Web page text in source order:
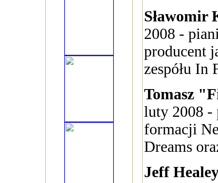
Sławomir
2008 -
producent
zespółu In
Tomasz
luty 2008 -
formacji
Dreams
Jeff